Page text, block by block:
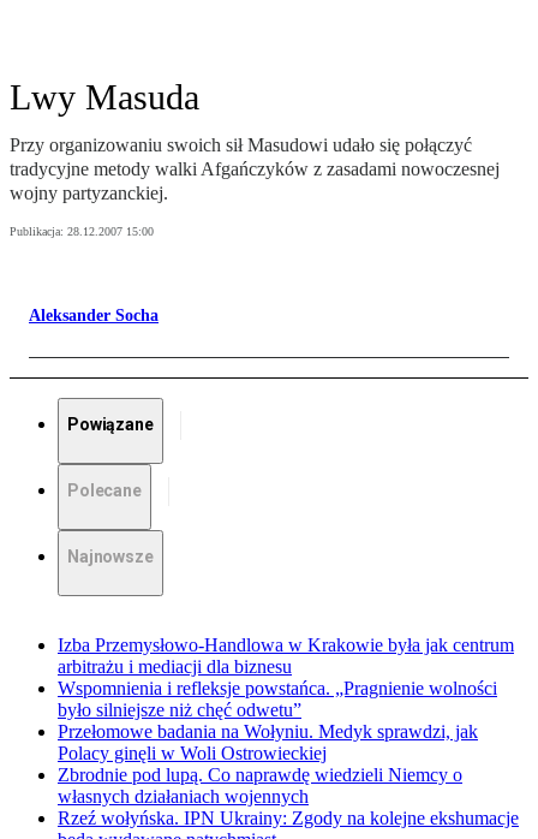
Lwy Masuda
Przy organizowaniu swoich sił Masudowi udało się połączyć
tradycyjne metody walki Afgańczyków z zasadami nowoczesnej
wojny partyzanckiej.
Publikacja: 28.12.2007 15:00
Aleksander Socha
Powiązane
Polecane
Najnowsze
Izba Przemysłowo-Handlowa w Krakowie była jak centrum
arbitrażu i mediacji dla biznesu
Wspomnienia i refleksje powstańca. „Pragnienie wolności
było silniejsze niż chęć odwetu”
Przełomowe badania na Wołyniu. Medyk sprawdzi, jak
Polacy ginęli w Woli Ostrowieckiej
Zbrodnie pod lupą. Co naprawdę wiedzieli Niemcy o
własnych działaniach wojennych
Rzeź wołyńska. IPN Ukrainy: Zgody na kolejne ekshumacje